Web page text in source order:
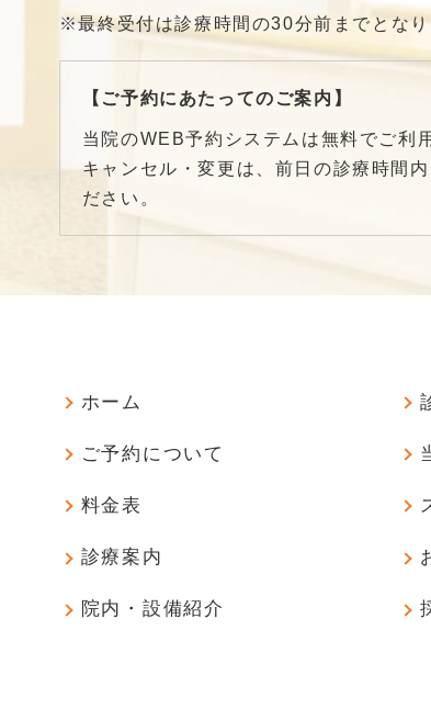
※最終受付は診療時間の30分前までとな
【ご予約にあたってのご案内】
当院のWEB予約システムは無料でご利
キャンセル・変更は、前日の診療時間
ださい。
ホーム
ご予約について
料金表
診療案内
院内・設備紹介